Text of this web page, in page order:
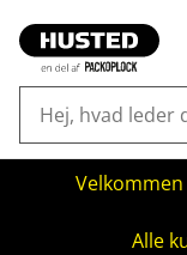
Alle